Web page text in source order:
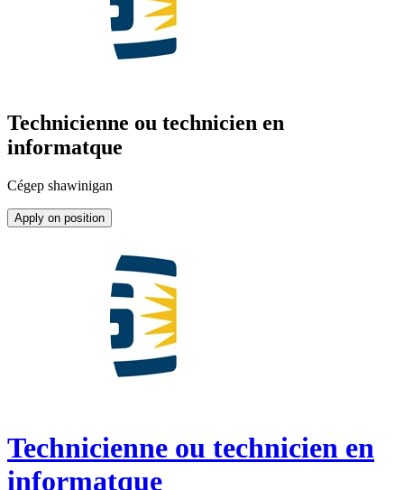
Technicienne ou technicien en
informatque
Cégep shawinigan
Apply on position
Technicienne ou technicien en
informatque